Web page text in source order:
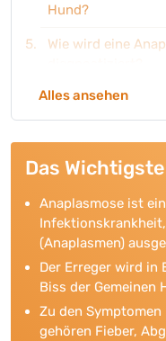
Hund?
Wie wird eine
Wie behandelt
Wie kann ich
Wie entfernt man
Alles ansehen
Das
Anaplasmose ist
(Anaplasmen)
Der Erreger wird in
Biss der Gemeinen
Zu den
gehören Fieber,